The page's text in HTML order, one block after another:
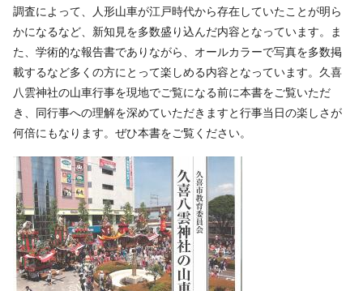
調査によって、人形山車が江戸時代から存在していたことが明ら
かになるなど、新知見を多数盛り込んだ内容となっています。ま
た、学術的な報告書でありながら、オールカラーで写真を多数掲
載するなど多くの方にとって楽しめる内容となっています。久喜
八雲神社の山車行事を現地でご覧になる前に本書をご覧いただ
き、同行事への理解を深めていただきますと行事当日の楽しさが
何倍にもなります。ぜひ本書をご覧ください。